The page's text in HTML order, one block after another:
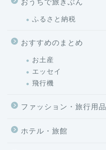
ふるさと納税
おすすめのまとめ
お土産
エッセイ
飛行機
ファッション・旅行用品
ホテル・旅館